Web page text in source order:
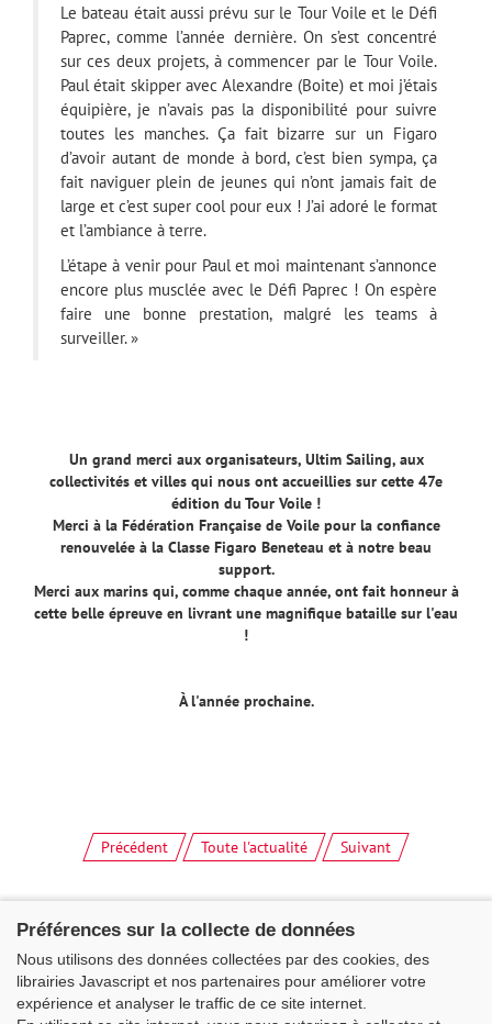
Le bateau était aussi prévu sur le Tour Voile et le Défi
Paprec, comme l’année dernière. On s’est concentré
sur ces deux projets, à commencer par le Tour Voile.
Paul était skipper avec Alexandre (Boite) et moi j’étais
équipière, je n’avais pas la disponibilité pour suivre
toutes les manches. Ça fait bizarre sur un Figaro
d’avoir autant de monde à bord, c’est bien sympa, ça
fait naviguer plein de jeunes qui n’ont jamais fait de
large et c’est super cool pour eux ! J’ai adoré le format
et l’ambiance à terre.
L’étape à venir pour Paul et moi maintenant s’annonce
encore plus musclée avec le Défi Paprec ! On espère
faire une bonne prestation, malgré les teams à
surveiller. »
Un grand merci aux organisateurs, Ultim Sailing, aux
collectivités et villes qui nous ont accueillies sur cette 47e
édition du Tour Voile !
Merci à la Fédération Française de Voile pour la confiance
renouvelée à la Classe Figaro Beneteau et à notre beau
support.
Merci aux marins qui, comme chaque année, ont fait honneur à
cette belle épreuve en livrant une magnifique bataille sur l'eau
!
À l'année prochaine.
Précédent Toute l'actualité Suivant
Préférences sur la collecte de données
Nous utilisons des données collectées par des cookies, des
librairies Javascript et nos partenaires pour améliorer votre
expérience et analyser le traffic de ce site internet.